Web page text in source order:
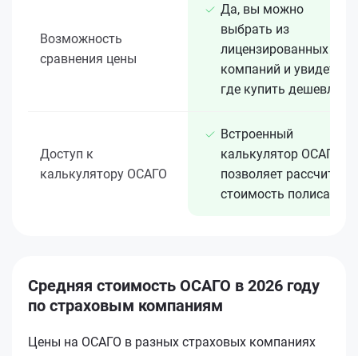
Возможность
сравнения цены
Да, вы можно
выбрать из
лицензированных 15+
компаний и увидеть,
где купить дешевле
Доступ к
калькулятору ОСАГО
Встроенный
калькулятор ОСАГО
позволяет рассчитать
стоимость полиса
Средняя стоимость ОСАГО в 2026 году
по страховым компаниям
Цены на ОСАГО в разных страховых компаниях